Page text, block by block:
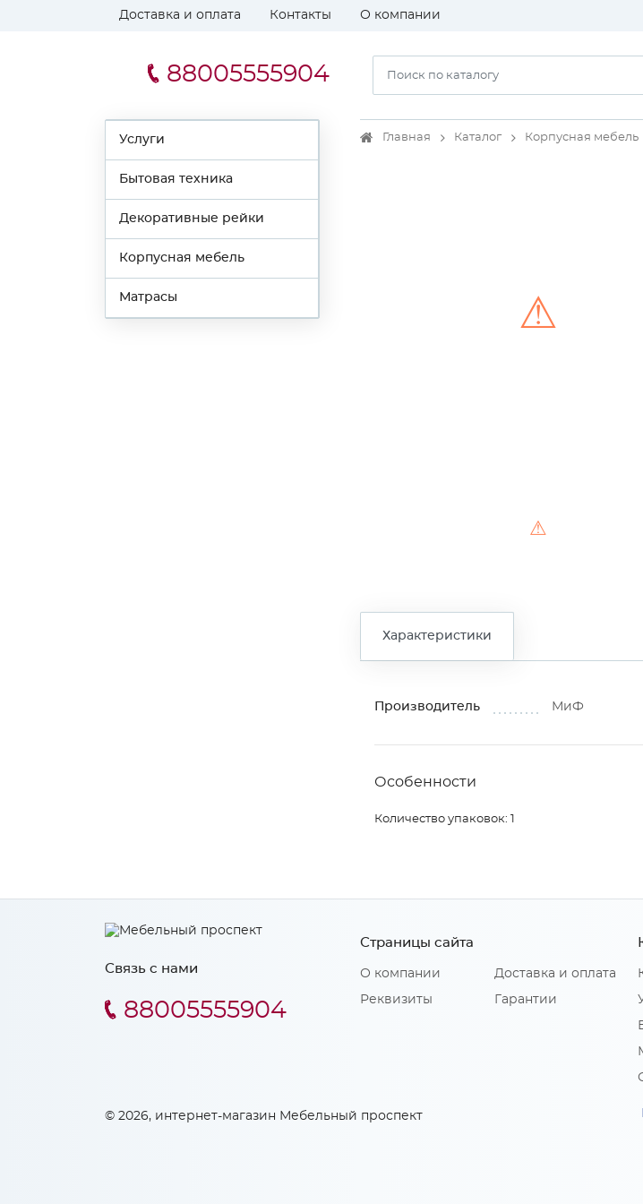
Доставка и оплата Контакты О компании
88005555904
Услуги
Бытовая техника
Декоративные рейки
Корпусная мебель
Матрасы
Главная Каталог Корпусная мебель
⚠
⚠
Характеристики
Производитель МиФ
Особенности
Количество упаковок: 1
Связь с нами
88005555904
Страницы сайта
О компании
Реквизиты
Доставка и оплата
Гарантии
© 2026, интернет-магазин Мебельный проспект